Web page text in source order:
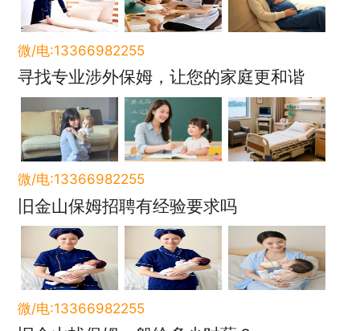
微/电:13366982255
寻找专业涉外保姆，让您的家庭更和谐
微/电:13366982255
旧金山保姆招聘有经验要求吗
微/电:13366982255